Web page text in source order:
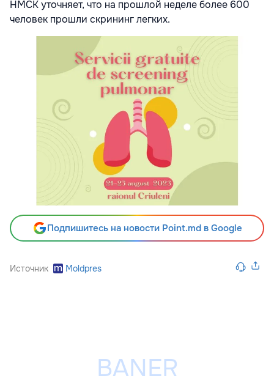
НМСК уточняет, что на прошлой неделе более 600
человек прошли скрининг легких.
Подпишитесь на новости Point.md в Google
Источник Moldpres